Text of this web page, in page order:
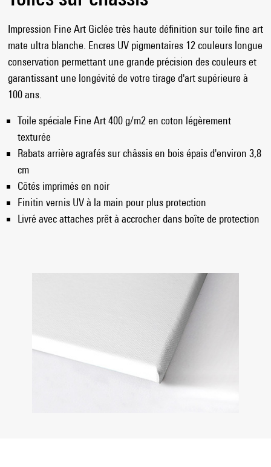
Impression Fine Art Giclée très haute définition sur toile fine art
mate ultra blanche. Encres UV pigmentaires 12 couleurs longue
conservation permettant une grande précision des couleurs et
garantissant une longévité de votre tirage d'art supérieure à
100 ans.
Toile spéciale Fine Art 400 g/m2 en coton légèrement
texturée
Rabats arrière agrafés sur châssis en bois épais d'environ 3,8
cm
Côtés imprimés en noir
Finitin vernis UV à la main pour plus protection
Livré avec attaches prêt à accrocher dans boîte de protection